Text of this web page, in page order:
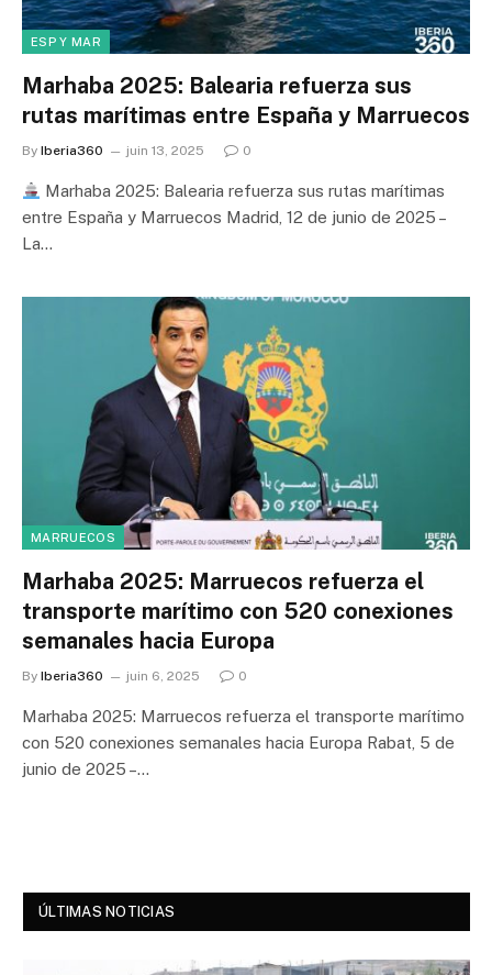
ESP Y MAR
Marhaba 2025: Balearia refuerza sus
rutas marítimas entre España y Marruecos
By Iberia360 juin 13, 2025 0
Marhaba 2025: Balearia refuerza sus rutas marítimas
entre España y Marruecos Madrid, 12 de junio de 2025 –
La…
MARRUECOS
Marhaba 2025: Marruecos refuerza el
transporte marítimo con 520 conexiones
semanales hacia Europa
By Iberia360 juin 6, 2025 0
Marhaba 2025: Marruecos refuerza el transporte marítimo
con 520 conexiones semanales hacia Europa Rabat, 5 de
junio de 2025 –…
ÚLTIMAS NOTICIAS